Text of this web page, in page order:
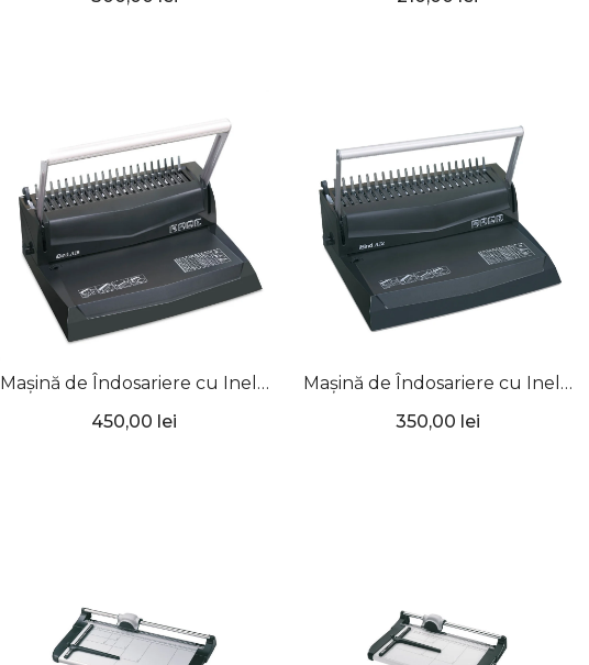
Mașină de Îndosariere cu Inele
din Plastic, iBind A15, TPPS
450,00 lei
Mașină de Îndosariere cu Inele
din Plastic, iBind A12, TPPS
350,00 lei